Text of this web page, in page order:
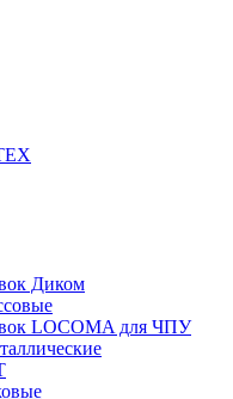
Диком
LOCOMA для ЧПУ